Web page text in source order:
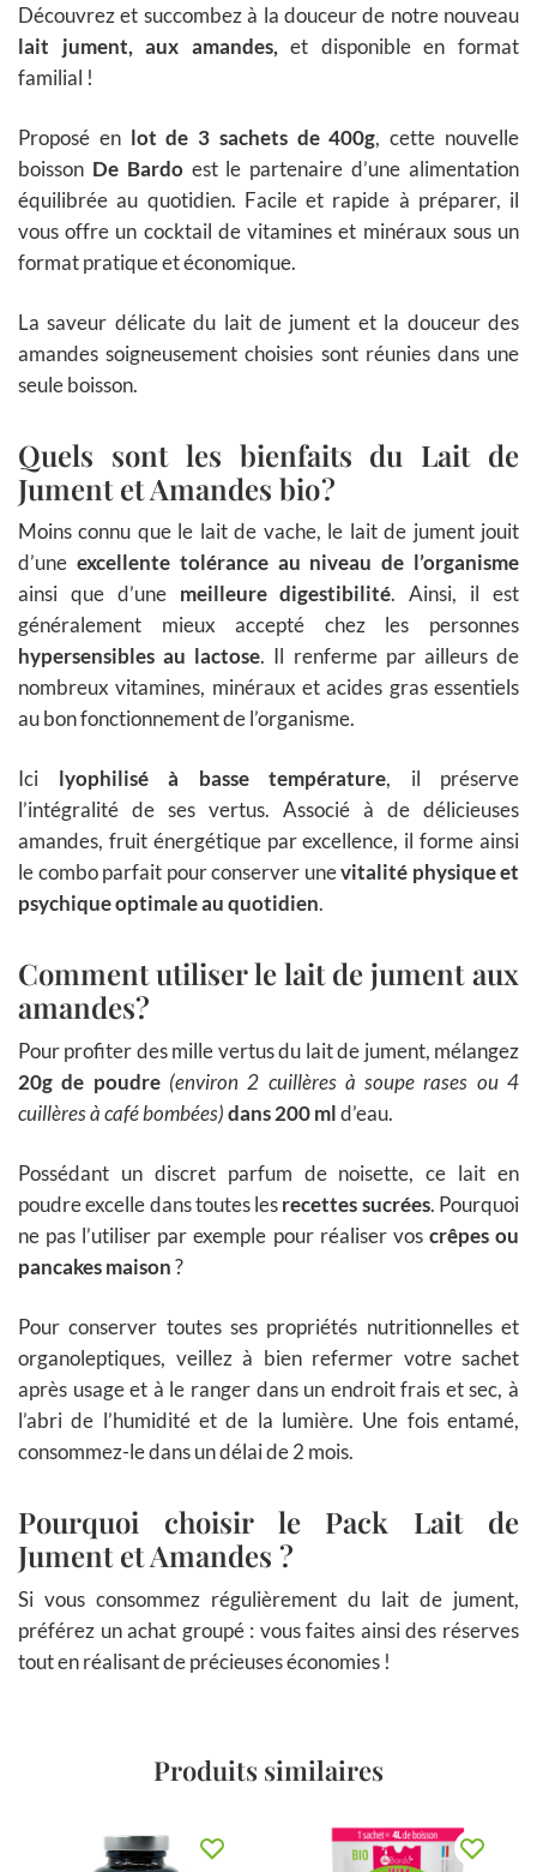
Découvrez et succombez à la douceur de notre nouveau
lait jument, aux amandes,et disponible en format
familial !
Proposé en lot de 3 sachets de 400g, cette nouvelle
boisson De Bardo est le partenaire d’une alimentation
équilibrée au quotidien. Facile et rapide à préparer, il
vous offre un cocktail de vitamines et minéraux sous un
format pratique et économique.
La saveur délicate du lait de jument et la douceur des
amandes soigneusement choisies sont réunies dans une
seule boisson.
Quels sont les bienfaits du Lait de
Jument et Amandes bio ?
Moins connu que le lait de vache, le lait de jument jouit
d’une excellente tolérance au niveau de l’organisme
ainsi que d’une meilleure digestibilité. Ainsi, il est
généralement mieux accepté chez les personnes
hypersensibles au lactose. Il renferme par ailleurs de
nombreux vitamines, minéraux et acides gras essentiels
au bon fonctionnement de l’organisme.
Ici lyophilisé à basse température, il préserve
l’intégralité de ses vertus. Associé à de délicieuses
amandes, fruit énergétique par excellence, il forme ainsi
le combo parfait pour conserver unevitalité physique et
psychique optimale au quotidien.
Comment utiliser le lait de jument aux
amandes?
Pour profiter des mille vertus du lait de jument, mélangez
20g de poudre(environ 2 cuillères à soupe rases ou 4
cuillères à café bombées)dans 200 mld’eau.
Possédant un discret parfum de noisette, ce lait en
poudre excelle dans toutes lesrecettes sucrées. Pourquoi
ne pas l’utiliser par exemple pour réaliser vos crêpes ou
pancakes maison?
Pour conserver toutes ses propriétés nutritionnelles et
organoleptiques, veillez à bien refermer votre sachet
après usage et à le ranger dans un endroit frais et sec, à
l’abri de l’humidité et de la lumière. Une fois entamé,
consommez-le dans un délai de 2 mois.
Pourquoi choisir le Pack Lait de
Jument et Amandes ?
Si vous consommez régulièrement du lait de jument,
préférez un achat groupé : vous faites ainsi des réserves
tout en réalisant de précieuses économies !
Produits similaires